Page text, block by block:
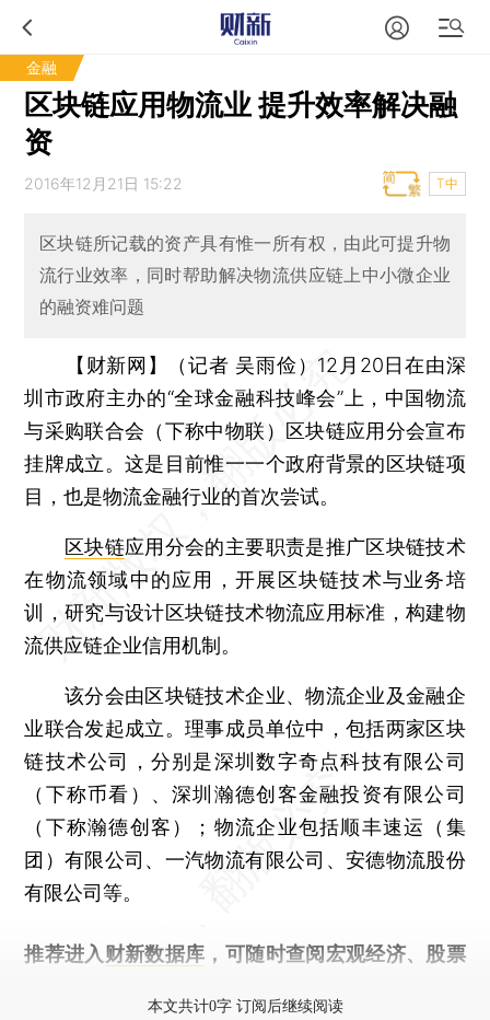
金融
区块链应用物流业 提升效率解决融
资
2016年12月21日 15:22 T中
区块链所记载的资产具有惟一所有权，由此可提升物
流行业效率，同时帮助解决物流供应链上中小微企业
的融资难问题
【财新网】（记者 吴雨俭） 12月20日在由深
圳市政府主办的“全球金融科技峰会”上，中国物流
与采购联合会（下称中物联）区块链应用分会宣布
挂牌成立。这是目前惟一一个政府背景的区块链项
目，也是物流金融行业的首次尝试。
区块链应用分会的主要职责是推广区块链技术
在物流领域中的应用，开展区块链技术与业务培
训，研究与设计区块链技术物流应用标准，构建物
流供应链企业信用机制。
该分会由区块链技术企业、物流企业及金融企
业联合发起成立。理事成员单位中，包括两家区块
链技术公司，分别是深圳数字奇点科技有限公司
（下称币看）、深圳瀚德创客金融投资有限公司
（下称瀚德创客）；物流企业包括顺丰速运（集
团）有限公司、一汽物流有限公司、安德物流股份
有限公司等。
推荐进入 财新数据库 ，可随时查阅宏观经济、股票
本文共计0字 订阅后继续阅读